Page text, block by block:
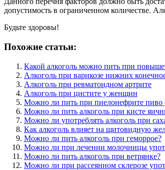
допустимость в ограниченном количестве.
Будьте здоровы!
Похожие статьи:
Какой алкоголь можно пить при
Алкоголь при варикозе нижних
Алкоголь при ревматоидном артрите
Алкоголь при цистите у женщин
Можно ли пить при пиелонефрите пиво
Можно ли пить алкоголь при кисте
Можно ли употреблять алкоголь при
Как алкоголь влияет на щитовидную
Можно ли пить алкоголь при геморрое?
Можно ли при лечении молочницы
Можно ли пить алкоголь при ветрянке?
Можно ли при рассеянном склерозе